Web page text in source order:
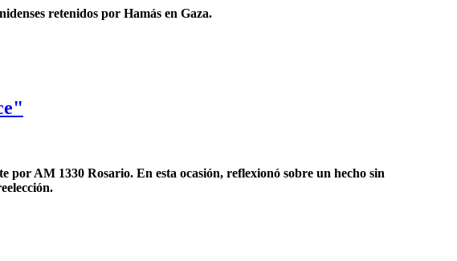
retenidos por Hamás en Gaza.
AM 1330 Rosario. En esta ocasión, reflexionó sobre un hecho sin